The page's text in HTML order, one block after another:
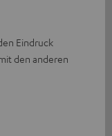
Eindruck
den anderen